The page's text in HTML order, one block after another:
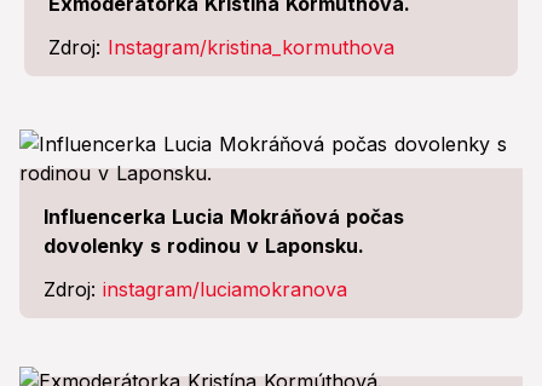
Zdroj: Instagram/kristina_kormuthova
Influencerka Lucia Mokráňová počas
dovolenky s rodinou v Laponsku.
Zdroj: instagram/luciamokranova